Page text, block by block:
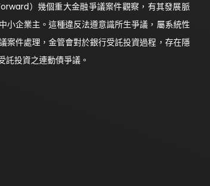
）幾個重大金融爭議案件觀察，有其發展脈
小企業主。這種違反法遵意識所生爭議，屬系統性
案件處理，金管會對於銀行受託投資過程，存在隱
投資之連動債爭議。